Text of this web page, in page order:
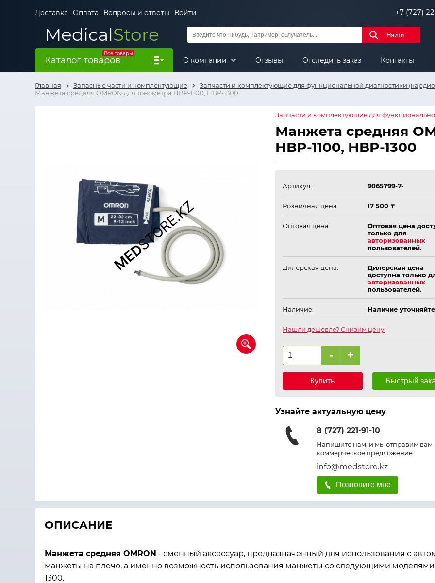
Доставка Оплата Вопросы и ответы Войти +7 (727)
MedicalStore Найти
Все товары
Каталог товаров О компании Отзывы Отследить заказ Контакты
Главная Запасные части и комплектующие
Запчасти и комплектующие для функциональной диагностики
Манжета средняя OMRON для тонометра HBP-1100, HBP-1300
Запчасти и комплектующие для
Манжета средняя
HBP-1100, HBP-1300
Артикул: 9065799-7-
Розничная цена: 17 500 ₸
Оптовая цена:
Оптовая цена
только для
авторизованных
пользователей.
Дилерская цена:
Дилерская цена
доступна только
авторизованных
пользователей.
Наличие: Наличие уточняйте
Нашли дешевле? Снизим цену!
- +
Купить Быстрый
Узнайте актуальную цену
8 (727) 221-91-10
Напишите нам, и мы отправим вам
коммерческое предложение:
info@medstore.kz
Позвоните мне
ОПИСАНИЕ
Манжета средняя OMRON - сменный аксессуар, предназначенный для использования с
манжеты на плечо, а именно возможность использования манжеты со следующими моделями
1300.